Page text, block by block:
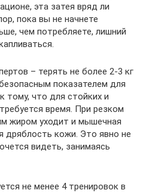
эта затея вряд ли
пока вы не начнете
чем потребляете, лишний
– терять не более 2-3 кг
показателем для
тому, что для стойких и
время. При резком
жиром уходит и мышечная
дряблость кожи. Это явно не
видеть, занимаясь
не менее 4 тренировок в